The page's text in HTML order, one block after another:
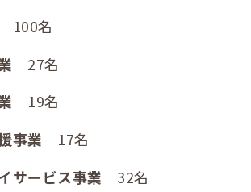
100名
27名
19名
事業 17名
サービス事業 32名